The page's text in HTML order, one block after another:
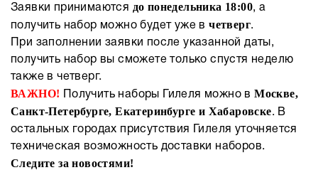
Заявки принимаются до понедельника 18:00, а
получить набор можно будет уже вчетверг.
При заполнении заявки после указанной даты,
получить набор вы сможете только спустя неделю
также в четверг.
ВАЖНО! Получить наборы Гилеля можно вМоскве,
Санкт-Петербурге, Екатеринбурге и Хабаровске. В
остальных городах присутствия Гилеля уточняется
техническая возможность доставки наборов.
Следите за новостями!